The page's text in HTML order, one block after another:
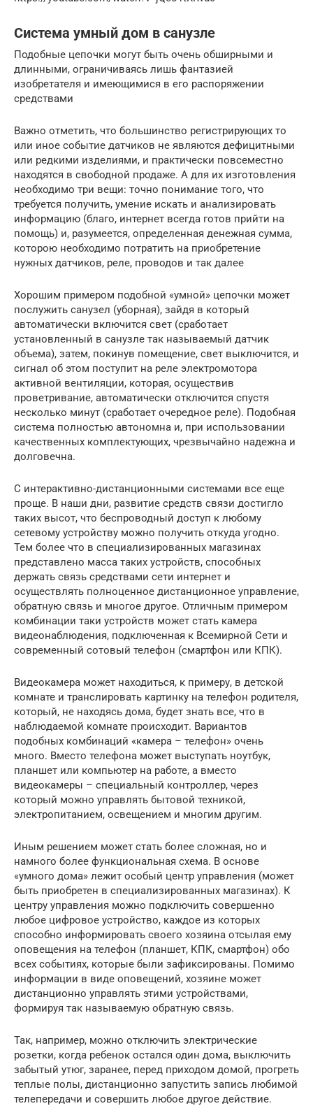
Система умный дом в санузле
Подобные цепочки могут быть очень обширными и
длинными, ограничиваясь лишь фантазией
изобретателя и имеющимися в его распоряжении
средствами
Важно отметить, что большинство регистрирующих то
или иное событие датчиков не являются дефицитными
или редкими изделиями, и практически повсеместно
находятся в свободной продаже. А для их изготовления
необходимо три вещи: точно понимание того, что
требуется получить, умение искать и анализировать
информацию (благо, интернет всегда готов прийти на
помощь) и, разумеется, определенная денежная сумма,
которою необходимо потратить на приобретение
нужных датчиков, реле, проводов и так далее
Хорошим примером подобной «умной» цепочки может
послужить санузел (уборная), зайдя в который
автоматически включится свет (сработает
установленный в санузле так называемый датчик
объема), затем, покинув помещение, свет выключится, и
сигнал об этом поступит на реле электромотора
активной вентиляции, которая, осуществив
проветривание, автоматически отключится спустя
несколько минут (сработает очередное реле). Подобная
система полностью автономна и, при использовании
качественных комплектующих, чрезвычайно надежна и
долговечна.
С интерактивно-дистанционными системами все еще
проще. В наши дни, развитие средств связи достигло
таких высот, что беспроводный доступ к любому
сетевому устройству можно получить откуда угодно.
Тем более что в специализированных магазинах
представлено масса таких устройств, способных
держать связь средствами сети интернет и
осуществлять полноценное дистанционное управление,
обратную связь и многое другое. Отличным примером
комбинации таки устройств может стать камера
видеонаблюдения, подключенная к Всемирной Сети и
современный сотовый телефон (смартфон или КПК).
Видеокамера может находиться, к примеру, в детской
комнате и транслировать картинку на телефон родителя,
который, не находясь дома, будет знать все, что в
наблюдаемой комнате происходит. Вариантов
подобных комбинаций «камера – телефон» очень
много. Вместо телефона может выступать ноутбук,
планшет или компьютер на работе, а вместо
видеокамеры – специальный контроллер, через
который можно управлять бытовой техникой,
электропитанием, освещением и многим другим.
Иным решением может стать более сложная, но и
намного более функциональная схема. В основе
«умного дома» лежит особый центр управления (может
быть приобретен в специализированных магазинах). К
центру управления можно подключить совершенно
любое цифровое устройство, каждое из которых
способно информировать своего хозяина отсылая ему
оповещения на телефон (планшет, КПК, смартфон) обо
всех событиях, которые были зафиксированы. Помимо
информации в виде оповещений, хозяине может
дистанционно управлять этими устройствами,
формируя так называемую обратную связь.
Так, например, можно отключить электрические
розетки, когда ребенок остался один дома, выключить
забытый утюг, заранее, перед приходом домой, прогреть
теплые полы, дистанционно запустить запись любимой
телепередачи и совершить любое другое действие.